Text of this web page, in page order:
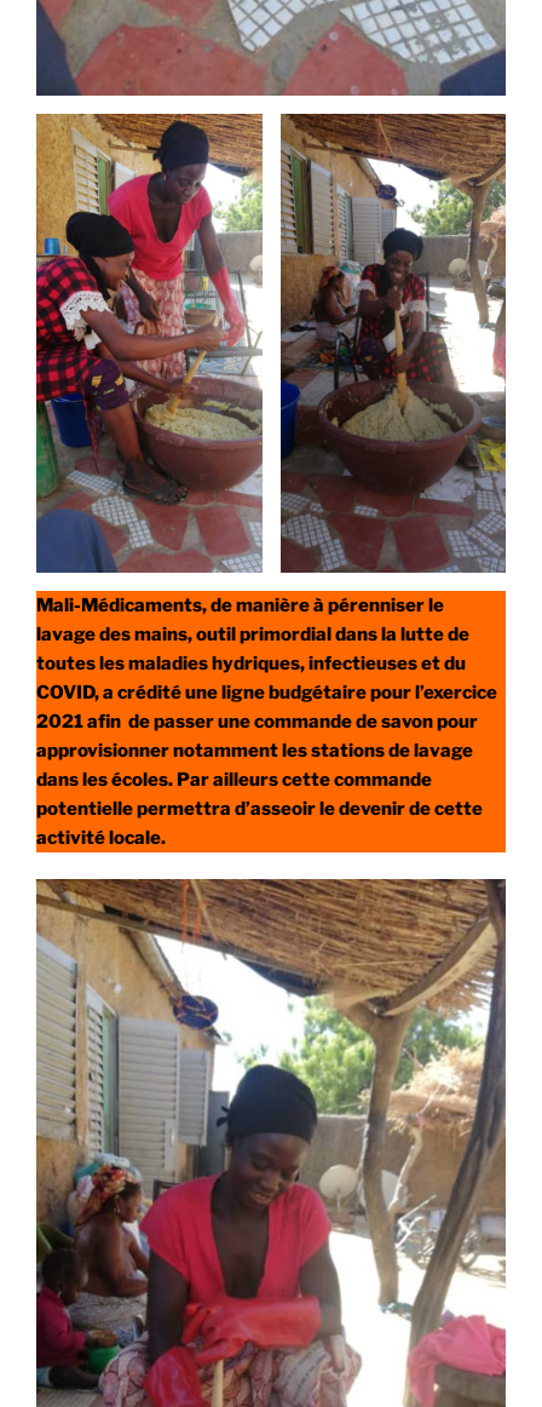
Mali-Médicaments, de manière à pérenniser le
lavage des mains, outil primordial dans la lutte de
toutes les maladies hydriques, infectieuses et du
COVID, a crédité une ligne budgétaire pour l’exercice
2021 afin de passer une commande de savon pour
approvisionner notamment les stations de lavage
dans les écoles. Par ailleurs cette commande
potentielle permettra d’asseoir le devenir de cette
activité locale.